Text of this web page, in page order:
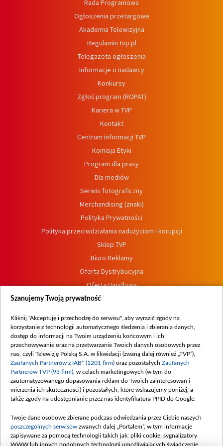
Rada Programowa
Ogłoszenia przetargowe
Akademia Telewizyjna
Regulamin tvp.pl
Telegazeta ogłoszenia
Informacje o nadawcy
Konkursy
Zgłoś program (ROPAT)
Kariera w TVP
Kontakt
Centrum informacji TVP
Komisja Etyki
Program dla prasy
Dla mediów
Serwis fotograficzny
Merchandising (znaki)
Polityka Prywatności
Polityka przeciwdziałania nadużyciom i korupcji
Sklep TVP
Biuro Reklamy
Oferta Dystrybucyjna
Oferta Handlowa
Dostępność
Procedura zgłoszeń wewnętrznych
Szanujemy Twoją prywatność
Kliknij "Akceptuję i przechodzę do serwisu", aby wyrazić zgody na
korzystanie z technologii automatycznego śledzenia i zbierania danych,
dostęp do informacji na Twoim urządzeniu końcowym i ich
przechowywanie oraz na przetwarzanie Twoich danych osobowych przez
nas, czyli Telewizję Polską S.A. w likwidacji (zwaną dalej również „TVP”),
Zaufanych Partnerów z IAB* (1201 firm) oraz pozostałych Zaufanych
Partnerów TVP (93 firm) , w celach marketingowych (w tym do
zautomatyzowanego dopasowania reklam do Twoich zainteresowań i
mierzenia ich skuteczności) i pozostałych, które wskazujemy poniżej, a
także zgody na udostępnianie przez nas identyfikatora PPID do Google.
Twoje dane osobowe zbierane podczas odwiedzania przez Ciebie naszych
poszczególnych serwisów zwanych dalej „Portalem”, w tym informacje
zapisywane za pomocą technologii takich jak: pliki cookie, sygnalizatory
WWW lub innych podobnych technologii umożliwiających świadczenie